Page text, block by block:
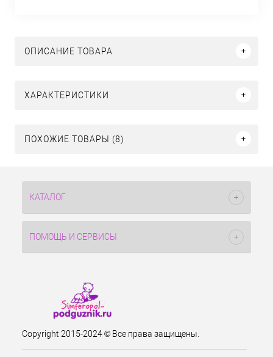
ОПИСАНИЕ ТОВАРА
ХАРАКТЕРИСТИКИ
ПОХОЖИЕ ТОВАРЫ (8)
КАТАЛОГ
ПОМОЩЬ И СЕРВИСЫ
Copyright 2015-2024 © Все права защищены.